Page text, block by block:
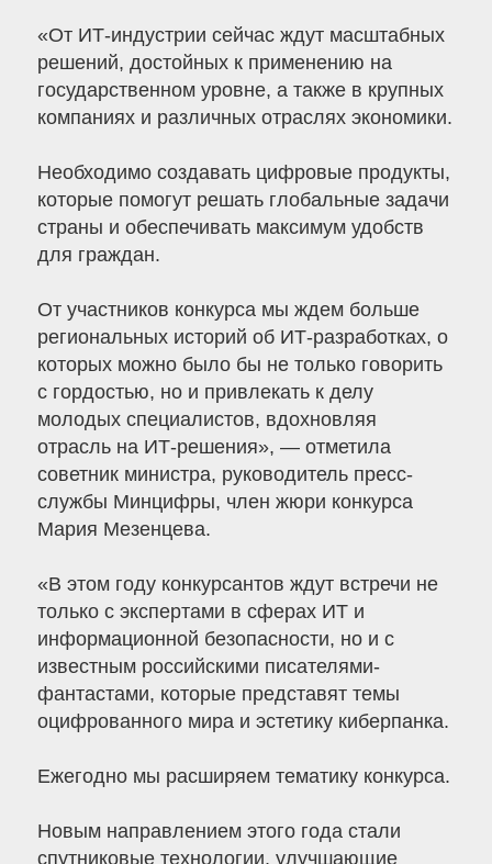
«От ИТ-индустрии сейчас ждут масштабных
решений, достойных к применению на
государственном уровне, а также в крупных
компаниях и различных отраслях экономики.
Необходимо создавать цифровые продукты,
которые помогут решать глобальные задачи
страны и обеспечивать максимум удобств
для граждан.
От участников конкурса мы ждем больше
региональных историй об ИТ-разработках, о
которых можно было бы не только говорить
с гордостью, но и привлекать к делу
молодых специалистов, вдохновляя
отрасль на ИТ-решения», — отметила
советник министра, руководитель пресс-
службы Минцифры, член жюри конкурса
Мария Мезенцева.
«В этом году конкурсантов ждут встречи не
только с экспертами в сферах ИТ и
информационной безопасности, но и с
известным российскими писателями-
фантастами, которые представят темы
оцифрованного мира и эстетику киберпанка.
Ежегодно мы расширяем тематику конкурса.
Новым направлением этого года стали
спутниковые технологии, улучшающие